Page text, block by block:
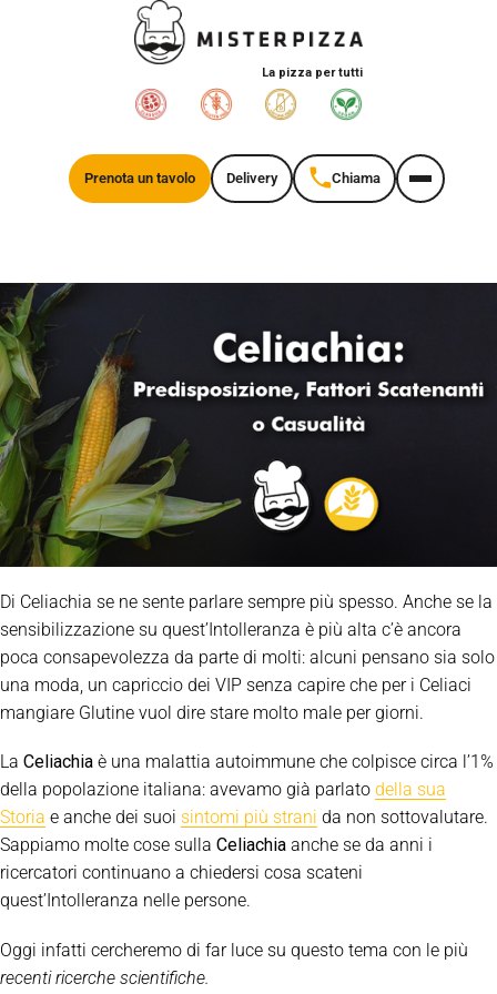
La pizza per tutti
Prenota un tavolo Delivery Chiama
Di Celiachia se ne sente parlare sempre più spesso. Anche se la
sensibilizzazione su quest’Intolleranza è più alta c’è ancora
poca consapevolezza da parte di molti: alcuni pensano sia solo
una moda, un capriccio dei VIP senza capire che per i Celiaci
mangiare Glutine vuol dire stare molto male per giorni.
La Celiachia è una malattia autoimmune che colpisce circa l’1%
della popolazione italiana: avevamo già parlato della sua
Storia e anche dei suoi sintomi più strani da non sottovalutare.
Sappiamo molte cose sulla Celiachia anche se da anni i
ricercatori continuano a chiedersi cosa scateni
quest’Intolleranza nelle persone.
Oggi infatti cercheremo di far luce su questo tema con le più
recenti ricerche scientifiche.